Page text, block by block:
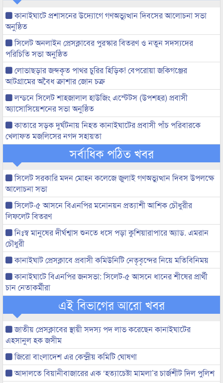
কানাইঘাটে প্রশাসনের উদ্যোগে গণঅভ্যুত্থান দিবসের আলোচনা সভা
অনুষ্ঠিত
সিলেট অনলাইন প্রেসক্লাবের পুরস্কার বিতরণ ও নতুন সদস্যদের
পরিচিতি সভা অনুষ্ঠিত
লোভাছড়ার জব্দকৃত পাথর চুরির হিড়িক! বেপরোয়া জকিগঞ্জের
আটগ্রামের অবৈধ ক্রাশার জোন চক্র
লন্ডনে সিলেট শাহজালাল হাউজিং এস্টেটস (উপশহর) প্রবাসী
অ্যাসোসিয়েশনের সভা অনুষ্ঠিত
কাতারে সড়ক দুর্ঘটনায় নিহত কানাইঘাটের প্রবাসী পাঁচ পরিবারকে
খেলাফত মজলিসের নগদ সহায়তা
সর্বাধিক পঠিত খবর
সিলেট সরকারি মদন মোহন কলেজে জুলাই গণঅভ্যুত্থান দিবস উপলক্ষে
আলোচনা সভা
সিলেট-৫ আসনে বিএনপির মনোনয়ন প্রত্যাশী আশিক চৌধুরীর
লিফলেট বিতরণ
নিঃস্ব মানুষের দীর্ঘশ্বাস শুনতে ধসে পড়া কুশিয়ারাপারে অ্যাড. এমরান
চৌধুরী
কানাইঘাট প্রেসক্লাবে প্রবাসী কমিউনিটি নেতৃবৃন্দের নিয়ে মতিবিনিময়
কানাইঘাটে বিএনপির জনসভা: সিলেট-৫ আসনে ধানের শীষের প্রার্থী
চান নেতাকর্মীরা
এই বিভাগের আরো খবর
জাতীয় প্রেসক্লাবের স্থায়ী সদস্য পদ লাভ করেছেন কানাইঘাটের
এহসানুল হক জসীম
জিরো বাংলাদেশ এর কেন্দ্রীয় কমিটি ঘোষণা
আদালতে বিয়ানীবাজারের এক ‘হত্যাচেষ্টা মামলা’র চার্জশীট দিল পুলিশ